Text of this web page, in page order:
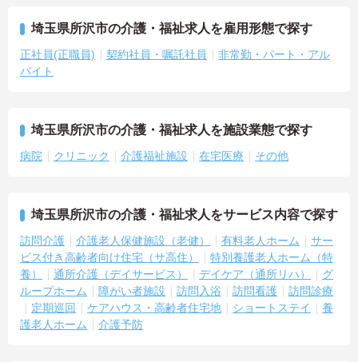
埼玉県所沢市の介護・福祉求人を雇用形態で探す
正社員(正職員) 契約社員・嘱託社員
非常勤・パート・アル
バイト
埼玉県所沢市の介護・福祉求人を施設業態で探す
病院 クリニック 介護福祉施設 在宅医療 その他
埼玉県所沢市の介護・福祉求人をサービス内容で探す
訪問介護 介護老人保健施設（老健） 有料老人ホーム
サー
ビス付き高齢者向け住宅（サ高住）
特別養護老人ホーム（特
養）
通所介護（デイサービス） デイケア（通所リハ）
グ
ループホーム
障がい者施設 訪問入浴 訪問看護
訪問診療
定期巡回
ケアハウス・高齢者住宅地 ショートステイ
養
護老人ホーム
介護予防